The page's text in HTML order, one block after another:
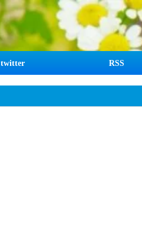
twitter RSS